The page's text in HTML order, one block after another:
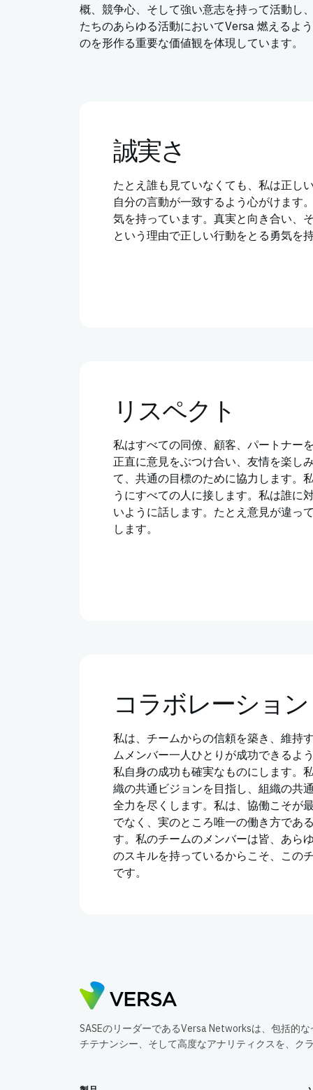
概、競争心、そして強い意志を持って活動し
たちのあらゆる活動においてVersa 燃えるよ
のを形作る重要な価値観を体現しています。
誠実さ
たとえ誰も見ていなくても、私は正し
自分の言動が一致するよう心がけます
気を持っています。真実と向き合い、
という理由で正しい行動をとる勇気を
リスペクト
私はすべての同僚、顧客、パートナー
正直に意見をぶつけ合い、友情を楽し
て、共通の目標のために協力します。
うにすべての人に接します。私は誰に
いように話します。たとえ意見が違っ
します。
コラボレーション
私は、チームからの信頼を築き、維持
ムメンバー一人ひとりが成功できるよ
私自身の成功も確実なものにします。
織の共通ビジョンを目指し、組織の共
全力を尽くします。私は、協働こそが
でなく、実のところ唯一の働き方であ
す。私のチームのメンバーは皆、あら
のスキルを持っているからこそ、この
です。
SASEのリーダーであるVersa Networksは、包括的
チテナンシー、そして高度なアナリティクスを、ク